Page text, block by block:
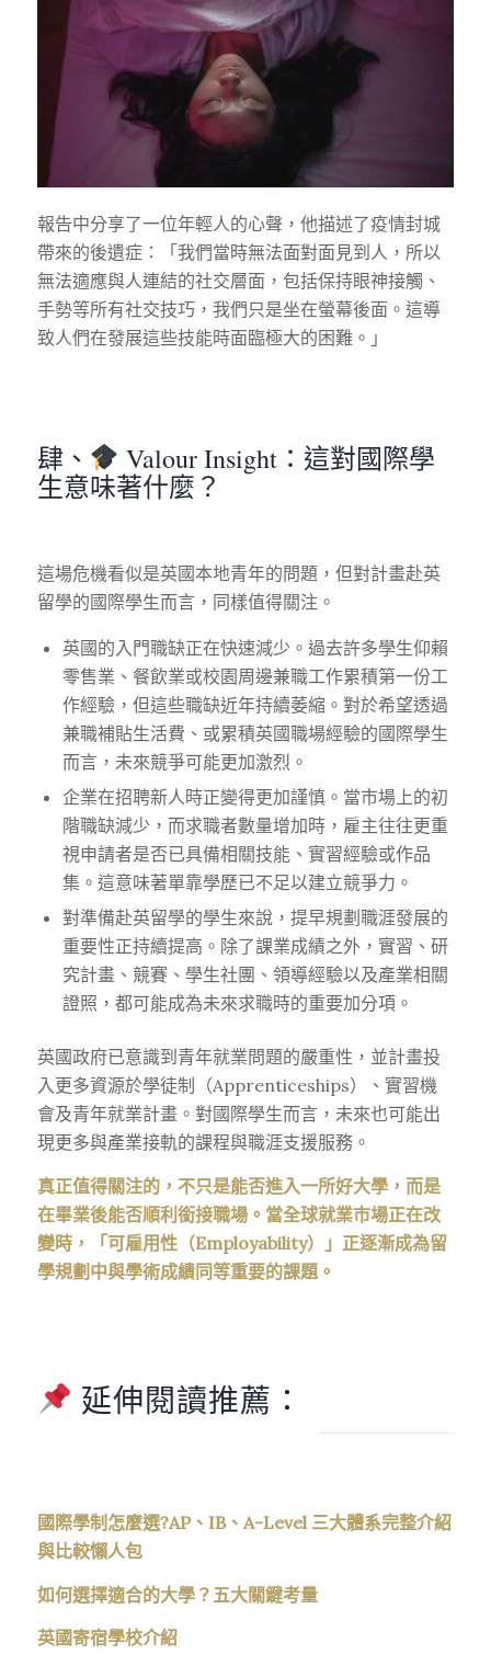
報告中分享了一位年輕人的心聲，他描述了疫情封城
帶來的後遺症：「我們當時無法面對面見到人，所以
無法適應與人連結的社交層面，包括保持眼神接觸、
手勢等所有社交技巧，我們只是坐在螢幕後面。這導
致人們在發展這些技能時面臨極大的困難。」
肆、
Valour Insight：這對國際學
生意味著什麼？
這場危機看似是英國本地青年的問題，但對計畫赴英
留學的國際學生而言，同樣值得關注。
英國的入門職缺正在快速減少。過去許多學生仰賴
零售業、餐飲業或校園周邊兼職工作累積第一份工
作經驗，但這些職缺近年持續萎縮。對於希望透過
兼職補貼生活費、或累積英國職場經驗的國際學生
而言，未來競爭可能更加激烈。
企業在招聘新人時正變得更加謹慎。當市場上的初
階職缺減少，而求職者數量增加時，雇主往往更重
視申請者是否已具備相關技能、實習經驗或作品
集。這意味著單靠學歷已不足以建立競爭力。
對準備赴英留學的學生來說，提早規劃職涯發展的
重要性正持續提高。除了課業成績之外，實習、研
究計畫、競賽、學生社團、領導經驗以及產業相關
證照，都可能成為未來求職時的重要加分項。
英國政府已意識到青年就業問題的嚴重性，並計畫投
入更多資源於學徒制（Apprenticeships）、實習機
會及青年就業計畫。對國際學生而言，未來也可能出
現更多與產業接軌的課程與職涯支援服務。
真正值得關注的，不只是能否進入一所好大學，而是
在畢業後能否順利銜接職場。當全球就業市場正在改
變時，「可雇用性（Employability）」正逐漸成為留
學規劃中與學術成績同等重要的課題。
延伸閱讀推薦：
國際學制怎麼選?AP、IB、A-Level 三大體系完整介紹
與比較懶人包
如何選擇適合的大學？五大關鍵考量
英國寄宿學校介紹